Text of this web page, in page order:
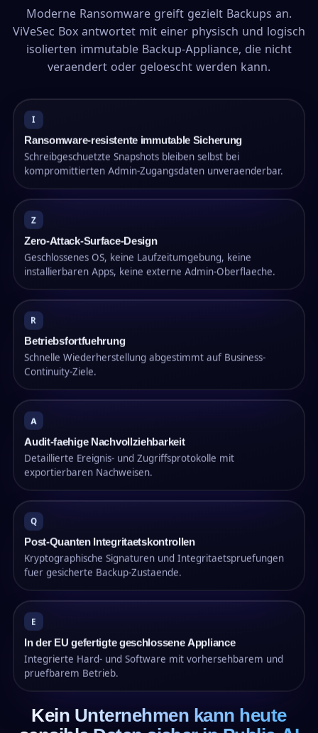
Moderne Ransomware greift gezielt Backups an.
ViVeSec Box antwortet mit einer physisch und logisch
isolierten immutable Backup-Appliance, die nicht
veraendert oder geloescht werden kann.
I
Ransomware-resistente immutable Sicherung
Schreibgeschuetzte Snapshots bleiben selbst bei
kompromittierten Admin-Zugangsdaten unveraenderbar.
Z
Zero-Attack-Surface-Design
Geschlossenes OS, keine Laufzeitumgebung, keine
installierbaren Apps, keine externe Admin-Oberflaeche.
R
Betriebsfortfuehrung
Schnelle Wiederherstellung abgestimmt auf Business-
Continuity-Ziele.
A
Audit-faehige Nachvollziehbarkeit
Detaillierte Ereignis- und Zugriffsprotokolle mit
exportierbaren Nachweisen.
Q
Post-Quanten Integritaetskontrollen
Kryptographische Signaturen und Integritaetspruefungen
fuer gesicherte Backup-Zustaende.
E
In der EU gefertigte geschlossene Appliance
Integrierte Hard- und Software mit vorhersehbarem und
pruefbarem Betrieb.
Kein Unternehmen kann heute